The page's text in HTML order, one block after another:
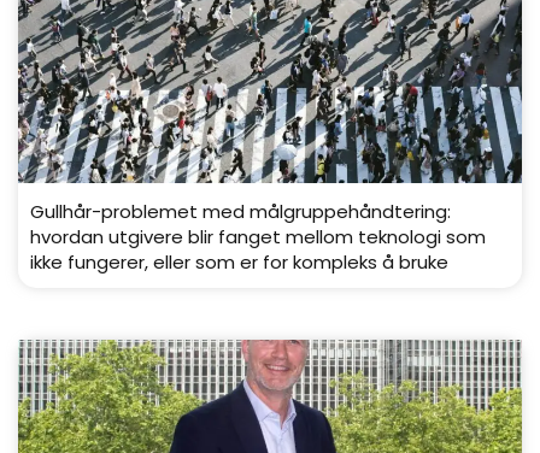
Gullhår-problemet med målgruppehåndtering:
hvordan utgivere blir fanget mellom teknologi som
ikke fungerer, eller som er for kompleks å bruke